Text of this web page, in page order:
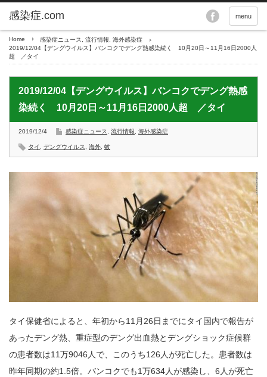
menu
Home 感染症ニュース 流行情報
海外感染症
2019/12/04【デングウイルス】バンコクでデング熱感染続く 10月20日～11月16日2000人
超 ／タイ
2019/12/04【デングウイルス】バンコクでデング熱感
染続く 10月20日～11月16日2000人超 ／タイ
2019/12/4 感染症ニュース 流行情報 海外感染症
タイ デングウイルス 海外 蚊
タイ保健省によると、年初から11月26日までにタイ国内で報告が
あったデング熱、重症型のデング出血熱とデングショック症候群
の患者数は11万9046人で、このうち126人が死亡した。患者数は
昨年同期の約1.5倍。バンコクでも1万634人が感染し、6人が死亡